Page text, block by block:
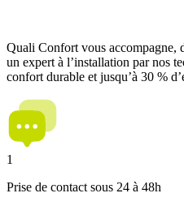
Quali Confort vous accompagne,
un expert à l’installation par nos
confort durable et jusqu’à 30 %
1
Prise de contact sous 24 à 48h